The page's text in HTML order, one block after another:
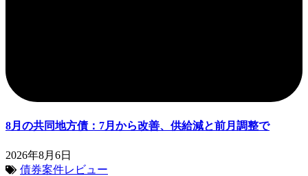
8月の共同地方債：7月から改善、供給減と前月調整で
2026年8月6日
債券案件レビュー